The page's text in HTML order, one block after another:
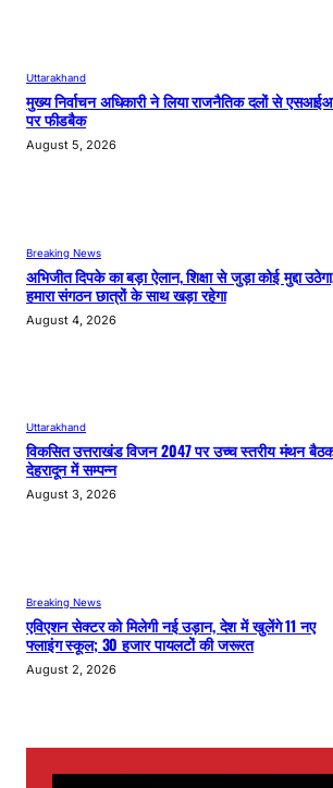
Uttarakhand
मुख्य निर्वाचन अधिकारी ने लिया राजनैतिक दलों से
पर फीडबैक
August 5, 2026
Breaking News
अभिजीत दिपके का बड़ा ऐलान, शिक्षा से जुड़ा कोई मुद्दा
हमारा संगठन छात्रों के साथ खड़ा रहेगा
August 4, 2026
Uttarakhand
विकसित उत्तराखंड विजन 2047 पर उच्च स्तरीय मंथन
देहरादून में सम्पन्न
August 3, 2026
Breaking News
एविएशन सेक्टर को मिलेगी नई उड़ान, देश में खुलेंगे 11 नए
फ्लाइंग स्कूल; 30 हजार पायलटों की जरूरत
August 2, 2026